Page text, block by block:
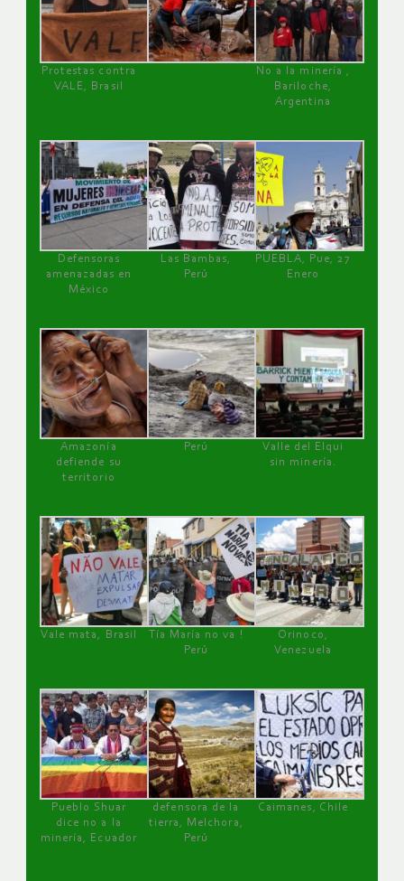
Protestas contra
VALE, Brasil
No a la minería ,
Bariloche,
Argentina
Defensoras
amenazadas en
México
Las Bambas,
Perú
PUEBLA, Pue, 27
Enero
Amazonía
defiende su
territorio
Perú
Valle del Elqui
sin minería.
Vale mata, Brasil
Tía María no va !
Perú
Orinoco,
Venezuela
Pueblo Shuar
dice no a la
minería, Ecuador
defensora de la
tierra, Melchora,
Perú
Caimanes, Chile